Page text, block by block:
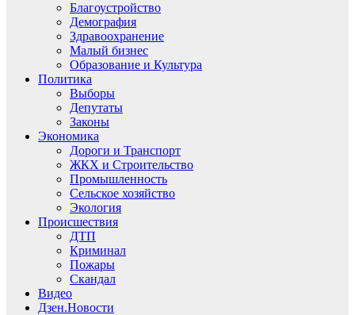
Благоустройство
Демография
Здравоохранение
Малый бизнес
Образование и Культура
Политика
Выборы
Депутаты
Законы
Экономика
Дороги и Транспорт
ЖКХ и Строительство
Промышленность
Сельское хозяйство
Экология
Происшествия
ДТП
Криминал
Пожары
Скандал
Видео
Дзен.Новости